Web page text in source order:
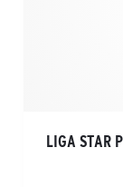
LIGA STAR